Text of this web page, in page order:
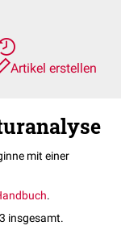
Artikel erstellen
mit einer
.
insgesamt.